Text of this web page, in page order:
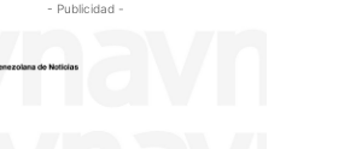
- Publicidad -